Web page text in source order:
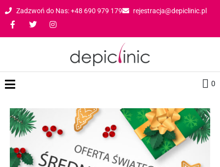
Zadzwoń do Nas: +48 690 979 179 rejestracja@depiclinic.pl
0